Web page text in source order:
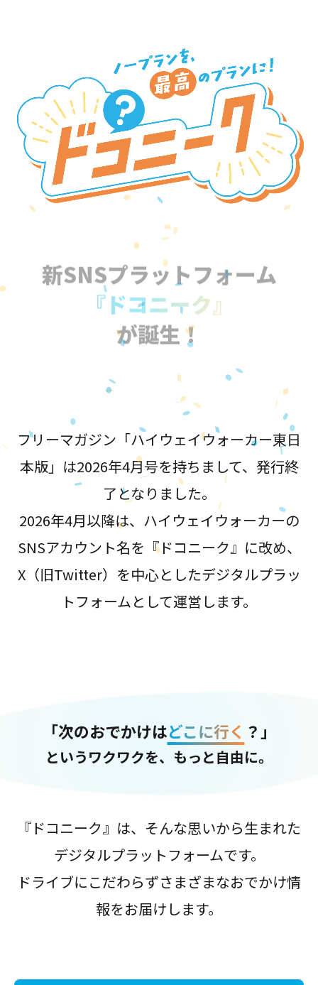
新SNSプラットフォーム
『ドコニーク』
が誕生！
フリーマガジン「ハイウェイウォーカー東日
本版」は2026年4月号を持ちまして、発行終
了となりました。
2026年4月以降は、ハイウェイウォーカーの
SNSアカウント名を『ドコニーク』に改め、
X（旧Twitter）を中心としたデジタルプラッ
トフォームとして運営します。
「次のおでかけはどこに行く ？」
というワクワクを、もっと自由に。
『ドコニーク』は、そんな思いから生まれた
デジタルプラットフォームです。
ドライブにこだわらずさまざまなおでかけ情
報をお届けします。